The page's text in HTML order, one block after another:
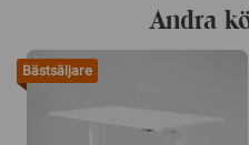
Andra
Bästsäljare